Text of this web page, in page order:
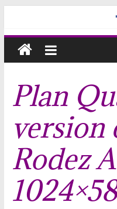
Plan
version
Rodez